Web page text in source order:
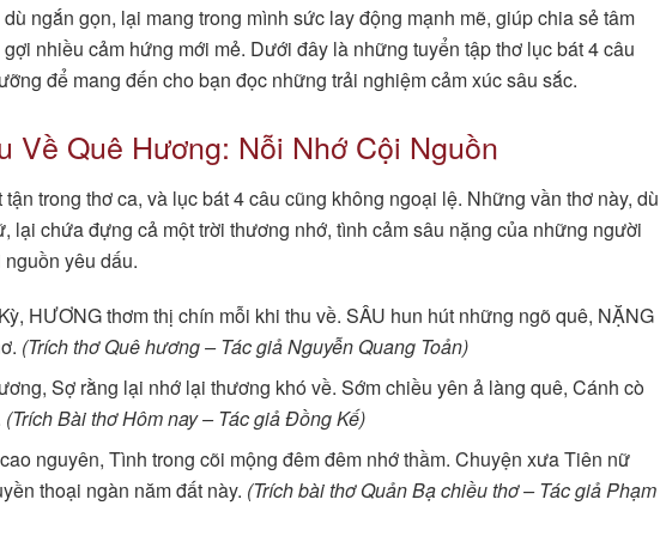
ngắn gọn, lại mang trong mình sức lay động mạnh mẽ, giúp chia sẻ tâm
nhiều cảm hứng mới mẻ. Dưới đây là những tuyển tập thơ lục bát 4 câu
để mang đến cho bạn đọc những trải nghiệm cảm xúc sâu sắc.
Về Quê Hương: Nỗi Nhớ Cội Nguồn
trong thơ ca, và lục bát 4 câu cũng không ngoại lệ. Những vần thơ này, dù
lại chứa đựng cả một trời thương nhớ, tình cảm sâu nặng của những người
yêu dấu.
HƯƠNG thơm thị chín mỗi khi thu về. SÂU hun hút những ngõ quê, NẶNG
(Trích thơ Quê hương – Tác giả Nguyễn Quang Toản)
Sợ rằng lại nhớ lại thương khó về. Sớm chiều yên ả làng quê, Cánh cò
(Trích Bài thơ Hôm nay – Tác giả Đồng Kế)
nguyên, Tình trong cõi mộng đêm đêm nhớ thầm. Chuyện xưa Tiên nữ
thoại ngàn năm đất này. (Trích bài thơ Quản Bạ chiều thơ – Tác giả Phạm